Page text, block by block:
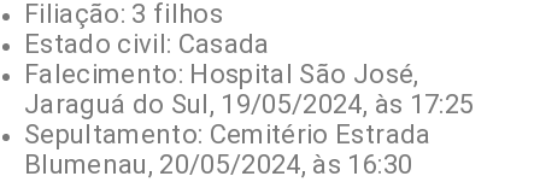
Filiação: 3 filhos
Estado civil: Casada
Falecimento: Hospital São José,
Jaraguá do Sul, 19/05/2024, às 17:25
Sepultamento: Cemitério Estrada
Blumenau, 20/05/2024, às 16:30